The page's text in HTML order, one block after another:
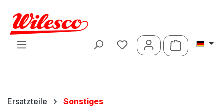
Zum Hauptinhalt springen
Ersatzteile Sonstiges